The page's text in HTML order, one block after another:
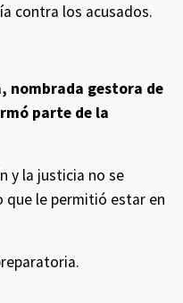
contra los acusados.
nombrada gestora de
parte de la
y la justicia no se
que le permitió estar en